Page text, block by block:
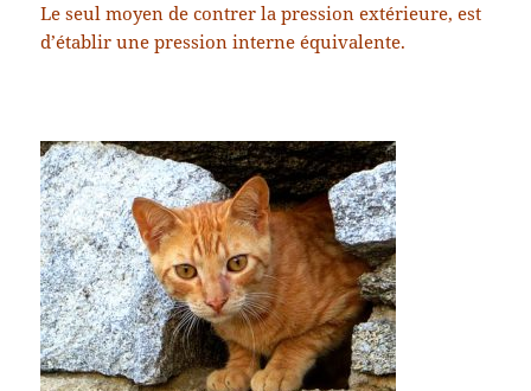
Le seul moyen de contrer la pression extérieure, est
d’établir une pression interne équivalente.